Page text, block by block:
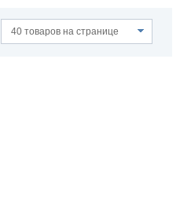
40 товаров на странице